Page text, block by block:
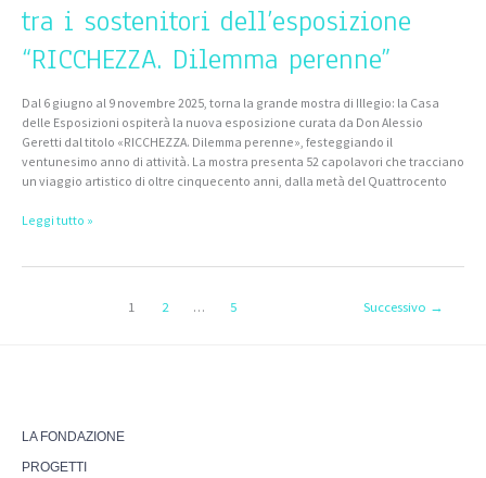
tra i sostenitori dell’esposizione
“RICCHEZZA. Dilemma perenne”
Dal 6 giugno al 9 novembre 2025, torna la grande mostra di Illegio: la Casa
delle Esposizioni ospiterà la nuova esposizione curata da Don Alessio
Geretti dal titolo «RICCHEZZA. Dilemma perenne», festeggiando il
ventunesimo anno di attività. La mostra presenta 52 capolavori che tracciano
un viaggio artistico di oltre cinquecento anni, dalla metà del Quattrocento
Leggi tutto »
1 2 … 5 Successivo →
LA FONDAZIONE
PROGETTI